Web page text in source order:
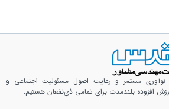
نوآوری مستمر و رعایت اصول مسئولیت اجتماعی و
افزوده بلندمدت برای تمامی ذی‌نفعان هستیم.